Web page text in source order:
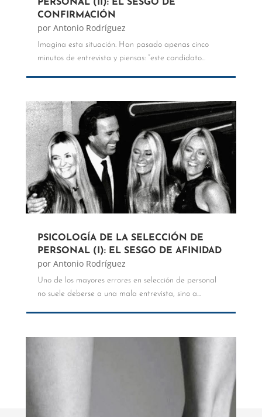
PERSONAL (II): EL SESGO DE
CONFIRMACIÓN
por Antonio Rodríguez
Imagina esta situación. Han pasado apenas cinco
minutos de entrevista y piensas: “este candidato...
PSICOLOGÍA DE LA SELECCIÓN DE
PERSONAL (I): EL SESGO DE AFINIDAD
por Antonio Rodríguez
Uno de los mayores errores en selección de personal
no suele deberse a una mala entrevista, sino a...